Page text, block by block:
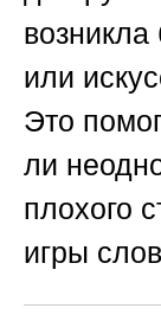
или
Это
ли
плохого
игры